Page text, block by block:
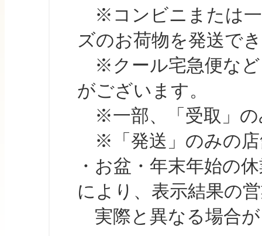
※コンビニまたは一
ズのお荷物を発送で
※クール宅急便など
がございます。
※一部、「受取」の
※「発送」のみの店
・お盆・年末年始の
により、表示結果の
実際と異なる場合が